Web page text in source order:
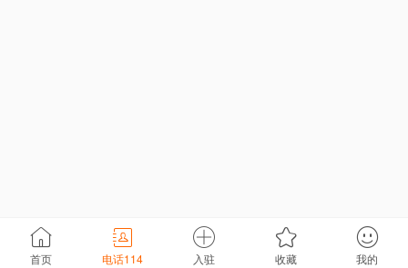
首页 电话114 入驻 收藏 我的